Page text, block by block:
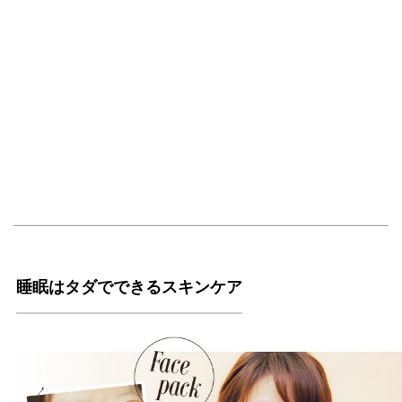
睡眠はタダでできるスキンケア